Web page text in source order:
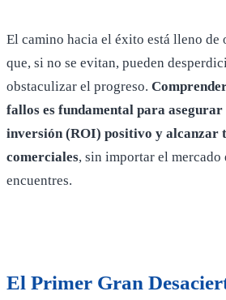
El camino hacia el éxito está lleno de
que, si no se evitan, pueden
obstaculizar el progreso.
fallos es fundamental para
inversión (ROI) positivo y alcanzar
comerciales, sin importar el mercado
encuentres.
El Primer Gran